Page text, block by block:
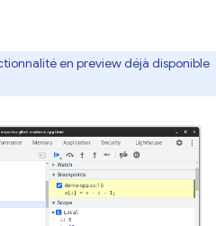
en preview déjà disponible